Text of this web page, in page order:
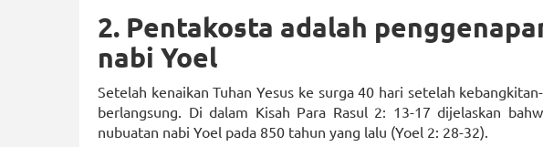
2. Pentakosta adalah
nabi Yoel
Setelah kenaikan Tuhan Yesus ke surga 40 hari setelah
berlangsung. Di dalam Kisah Para Rasul 2: 13-17 dijelaskan
nubuatan nabi Yoel pada 850 tahun yang lalu (Yoel 2: 28-32).